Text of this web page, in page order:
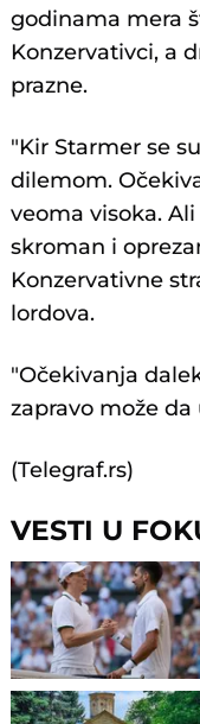
godinama mera
Konzervativci, a
prazne.
"Kir Starmer se
dilemom.
veoma visoka.
skroman i
Konzervativne
lordova.
"Očekivanja
zapravo može da
(Telegraf.rs)
VESTI U